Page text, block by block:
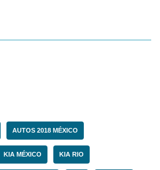
AUTOS 2018 MÉXICO
KIA MÉXICO KIA RIO